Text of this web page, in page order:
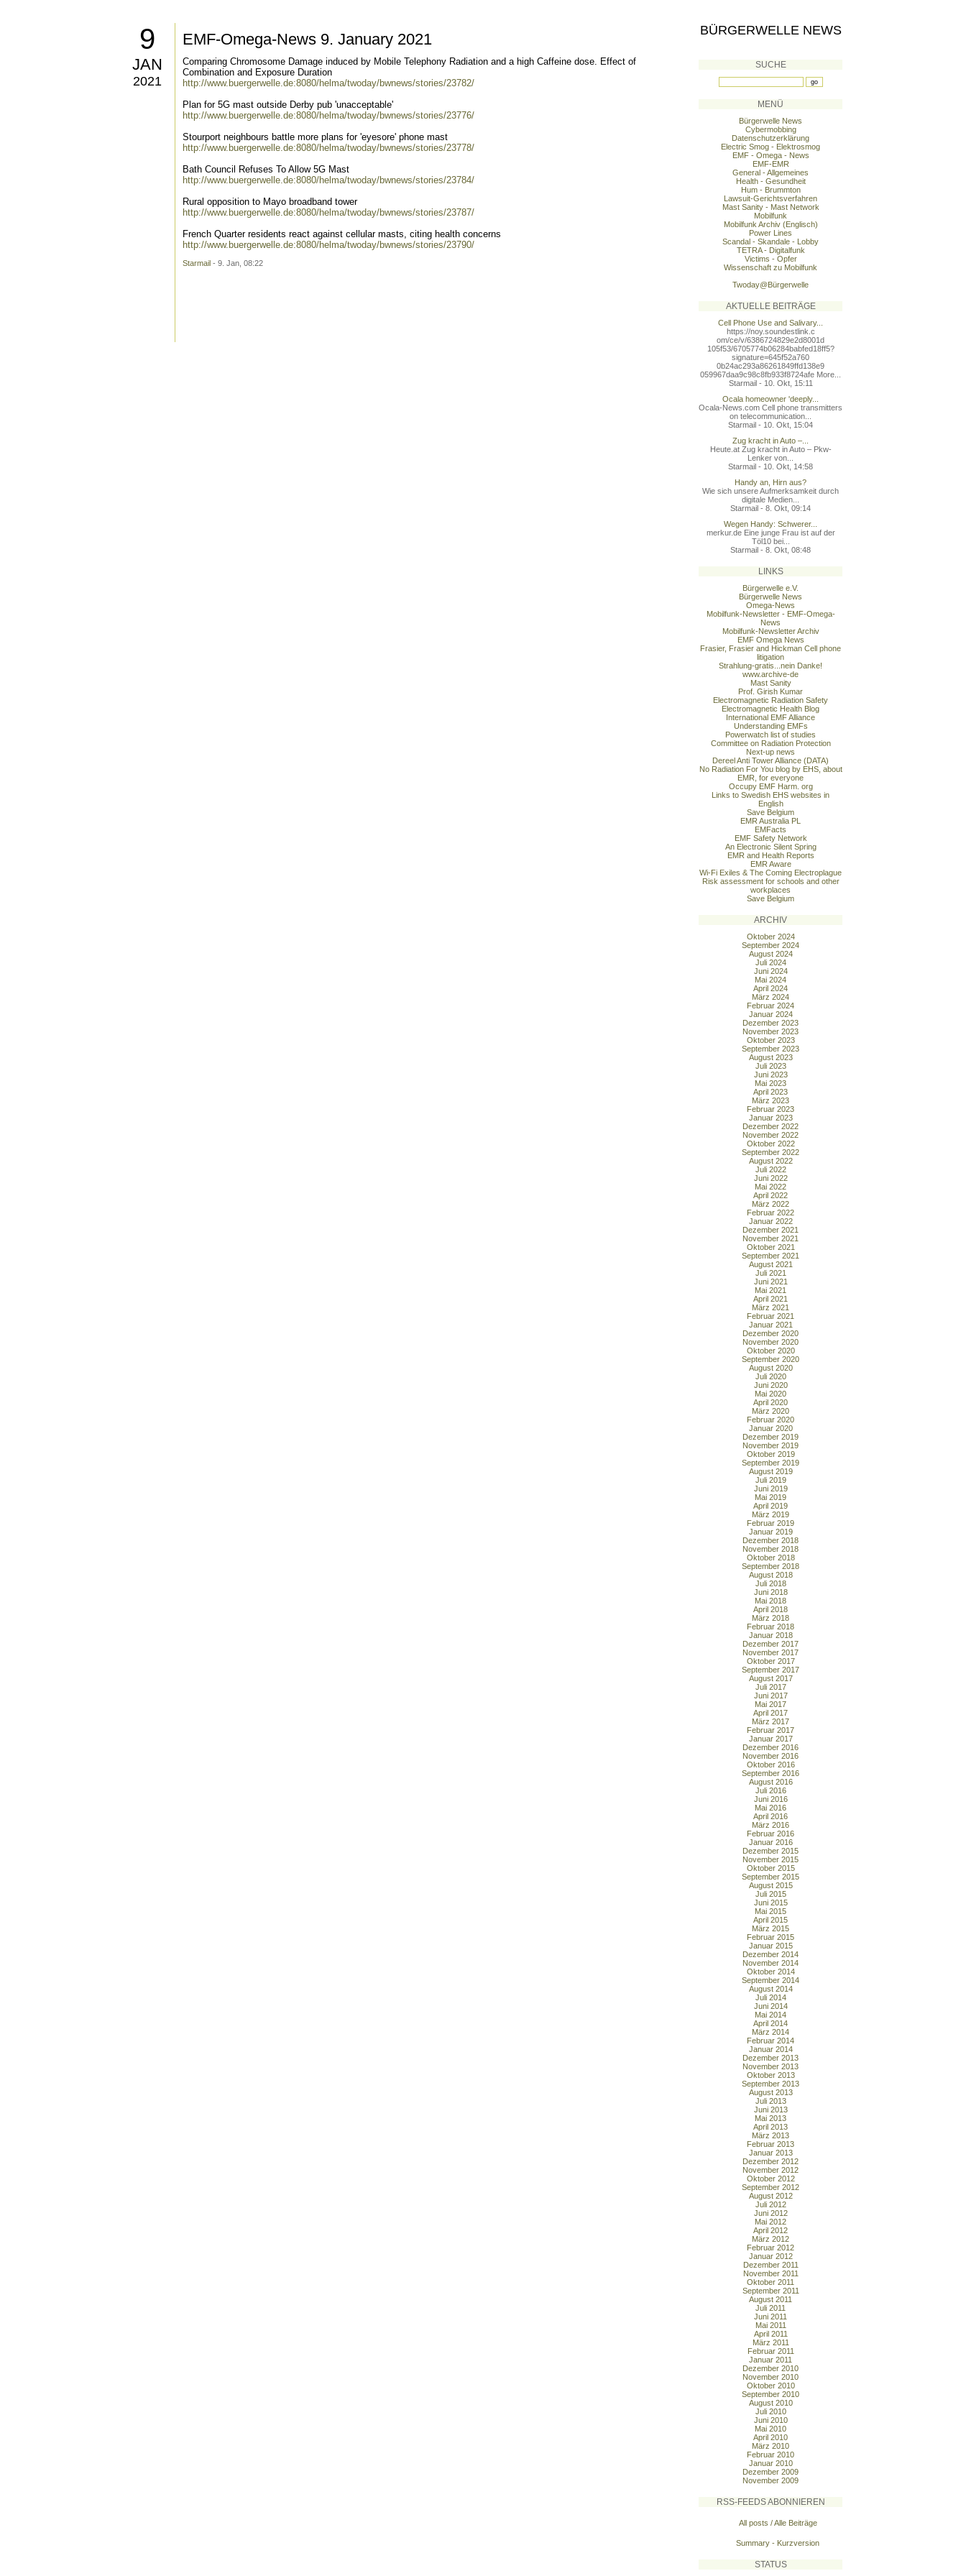
9
JAN
2021
EMF-Omega-News 9. January 2021
Comparing Chromosome Damage induced by Mobile Telephony Radiation and a high Caffeine dose. Effect of
Combination and Exposure Duration
http://www.buergerwelle.de:8080/helma/twoday/bwnews/stories/23782/
Plan for 5G mast outside Derby pub 'unacceptable'
http://www.buergerwelle.de:8080/helma/twoday/bwnews/stories/23776/
Stourport neighbours battle more plans for 'eyesore' phone mast
http://www.buergerwelle.de:8080/helma/twoday/bwnews/stories/23778/
Bath Council Refuses To Allow 5G Mast
http://www.buergerwelle.de:8080/helma/twoday/bwnews/stories/23784/
Rural opposition to Mayo broadband tower
http://www.buergerwelle.de:8080/helma/twoday/bwnews/stories/23787/
French Quarter residents react against cellular masts, citing health concerns
http://www.buergerwelle.de:8080/helma/twoday/bwnews/stories/23790/
Starmail - 9. Jan, 08:22
BÜRGERWELLE NEWS
SUCHE
MENÜ
Bürgerwelle News
Cybermobbing
Datenschutzerklärung
Electric Smog - Elektrosmog
EMF - Omega - News
EMF-EMR
General - Allgemeines
Health - Gesundheit
Hum - Brummton
Lawsuit-Gerichtsverfahren
Mast Sanity - Mast Network
Mobilfunk
Mobilfunk Archiv (Englisch)
Power Lines
Scandal - Skandale - Lobby
TETRA - Digitalfunk
Victims - Opfer
Wissenschaft zu Mobilfunk
Twoday@Bürgerwelle
AKTUELLE BEITRÄGE
Cell Phone Use and Salivary...
https://noy.soundestlink.c
om/ce/v/6386724829e2d8001d
105f53/6705774b06284babfed18ff5?
signature=645f52a760
0b24ac293a86261849ffd138e9
059967daa9c98c8fb933f8724afe More...
Starmail - 10. Okt, 15:11
Ocala homeowner 'deeply...
Ocala-News.com Cell phone transmitters
on telecommunication...
Starmail - 10. Okt, 15:04
Zug kracht in Auto –...
Heute.at Zug kracht in Auto – Pkw-
Lenker von...
Starmail - 10. Okt, 14:58
Handy an, Hirn aus?
Wie sich unsere Aufmerksamkeit durch
digitale Medien...
Starmail - 8. Okt, 09:14
Wegen Handy: Schwerer...
merkur.de Eine junge Frau ist auf der
Töl10 bei...
Starmail - 8. Okt, 08:48
LINKS
Bürgerwelle e.V.
Bürgerwelle News
Omega-News
Mobilfunk-Newsletter - EMF-Omega-
News
Mobilfunk-Newsletter Archiv
EMF Omega News
Frasier, Frasier and Hickman Cell phone
litigation
Strahlung-gratis...nein Danke!
www.archive-de
Mast Sanity
Prof. Girish Kumar
Electromagnetic Radiation Safety
Electromagnetic Health Blog
International EMF Alliance
Understanding EMFs
Powerwatch list of studies
Committee on Radiation Protection
Next-up news
Dereel Anti Tower Alliance (DATA)
No Radiation For You blog by EHS, about
EMR, for everyone
Occupy EMF Harm. org
Links to Swedish EHS websites in
English
Save Belgium
EMR Australia PL
EMFacts
EMF Safety Network
An Electronic Silent Spring
EMR and Health Reports
EMR Aware
Wi-Fi Exiles & The Coming Electroplague
Risk assessment for schools and other
workplaces
Save Belgium
ARCHIV
Oktober 2024
September 2024
August 2024
Juli 2024
Juni 2024
Mai 2024
April 2024
März 2024
Februar 2024
Januar 2024
Dezember 2023
November 2023
Oktober 2023
September 2023
August 2023
Juli 2023
Juni 2023
Mai 2023
April 2023
März 2023
Februar 2023
Januar 2023
Dezember 2022
November 2022
Oktober 2022
September 2022
August 2022
Juli 2022
Juni 2022
Mai 2022
April 2022
März 2022
Februar 2022
Januar 2022
Dezember 2021
November 2021
Oktober 2021
September 2021
August 2021
Juli 2021
Juni 2021
Mai 2021
April 2021
März 2021
Februar 2021
Januar 2021
Dezember 2020
November 2020
Oktober 2020
September 2020
August 2020
Juli 2020
Juni 2020
Mai 2020
April 2020
März 2020
Februar 2020
Januar 2020
Dezember 2019
November 2019
Oktober 2019
September 2019
August 2019
Juli 2019
Juni 2019
Mai 2019
April 2019
März 2019
Februar 2019
Januar 2019
Dezember 2018
November 2018
Oktober 2018
September 2018
August 2018
Juli 2018
Juni 2018
Mai 2018
April 2018
März 2018
Februar 2018
Januar 2018
Dezember 2017
November 2017
Oktober 2017
September 2017
August 2017
Juli 2017
Juni 2017
Mai 2017
April 2017
März 2017
Februar 2017
Januar 2017
Dezember 2016
November 2016
Oktober 2016
September 2016
August 2016
Juli 2016
Juni 2016
Mai 2016
April 2016
März 2016
Februar 2016
Januar 2016
Dezember 2015
November 2015
Oktober 2015
September 2015
August 2015
Juli 2015
Juni 2015
Mai 2015
April 2015
März 2015
Februar 2015
Januar 2015
Dezember 2014
November 2014
Oktober 2014
September 2014
August 2014
Juli 2014
Juni 2014
Mai 2014
April 2014
März 2014
Februar 2014
Januar 2014
Dezember 2013
November 2013
Oktober 2013
September 2013
August 2013
Juli 2013
Juni 2013
Mai 2013
April 2013
März 2013
Februar 2013
Januar 2013
Dezember 2012
November 2012
Oktober 2012
September 2012
August 2012
Juli 2012
Juni 2012
Mai 2012
April 2012
März 2012
Februar 2012
Januar 2012
Dezember 2011
November 2011
Oktober 2011
September 2011
August 2011
Juli 2011
Juni 2011
Mai 2011
April 2011
März 2011
Februar 2011
Januar 2011
Dezember 2010
November 2010
Oktober 2010
September 2010
August 2010
Juli 2010
Juni 2010
Mai 2010
April 2010
März 2010
Februar 2010
Januar 2010
Dezember 2009
November 2009
RSS-FEEDS ABONNIEREN
All posts / Alle Beiträge
Summary - Kurzversion
STATUS